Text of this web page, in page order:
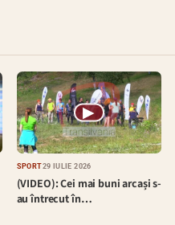
▶
SPORT29 IULIE 2026
(VIDEO): Cei mai buni arcași s-
au întrecut în…